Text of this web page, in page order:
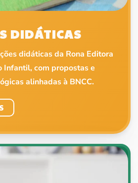
DIDÁTICAS
didáticas da Rona Editora
Infantil, com propostas e
alinhadas à BNCC.